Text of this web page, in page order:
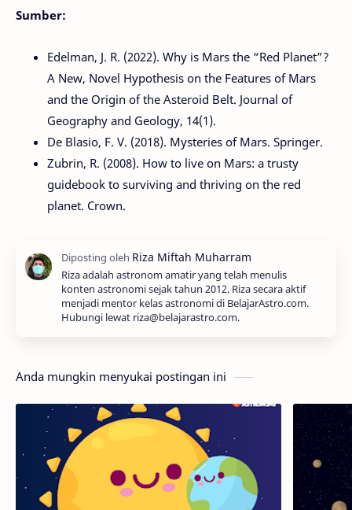
Sumber:
Edelman, J. R. (2022). Why is Mars the “Red Planet”?
A New, Novel Hypothesis on the Features of Mars
and the Origin of the Asteroid Belt. Journal of
Geography and Geology, 14(1).
De Blasio, F. V. (2018). Mysteries of Mars. Springer.
Zubrin, R. (2008). How to live on Mars: a trusty
guidebook to surviving and thriving on the red
planet. Crown.
Riza adalah astronom amatir yang telah menulis
konten astronomi sejak tahun 2012. Riza secara aktif
menjadi mentor kelas astronomi di BelajarAstro.com.
Hubungi lewat riza@belajarastro.com.
Anda mungkin menyukai postingan ini